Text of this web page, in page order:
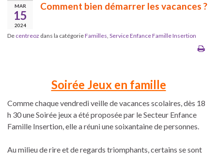
MAR
15
2024
Comment bien démarrer les vacances ?
De centreoz dans la catégorieFamilles, Service Enfance Famille Insertion
Soirée Jeux en famille
Comme chaque vendredi veille de vacances scolaires, dès 18
h 30 une Soirée jeux a été proposée par le Secteur Enfance
Famille Insertion, elle a réuni une soixantaine de personnes.
Au milieu de rire et de regards triomphants, certains se sont